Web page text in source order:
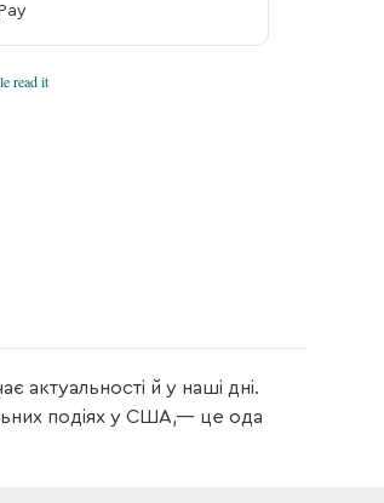
актуальності й у наші дні.
подіях у США,— це ода